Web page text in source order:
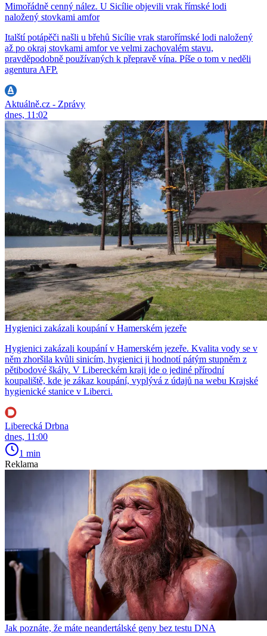
Mimořádně cenný nález. U Sicílie objevili vrak římské lodi
naložený stovkami amfor
Italští potápěči našli u břehů Sicílie vrak starořímské lodi naložený
až po okraj stovkami amfor ve velmi zachovalém stavu,
pravděpodobně používaných k přepravě vína. Píše o tom v neděli
agentura AFP.
Aktuálně.cz - Zprávy
dnes, 11:02
Hygienici zakázali koupání v Hamerském jezeře
Hygienici zakázali koupání v Hamerském jezeře. Kvalita vody se v
něm zhoršila kvůli sinicím, hygienici ji hodnotí pátým stupněm z
pětibodové škály. V Libereckém kraji jde o jediné přírodní
koupaliště, kde je zákaz koupání, vyplývá z údajů na webu Krajské
hygienické stanice v Liberci.
Liberecká Drbna
dnes, 11:00
1 min
Reklama
Jak poznáte, že máte neandertálské geny bez testu DNA